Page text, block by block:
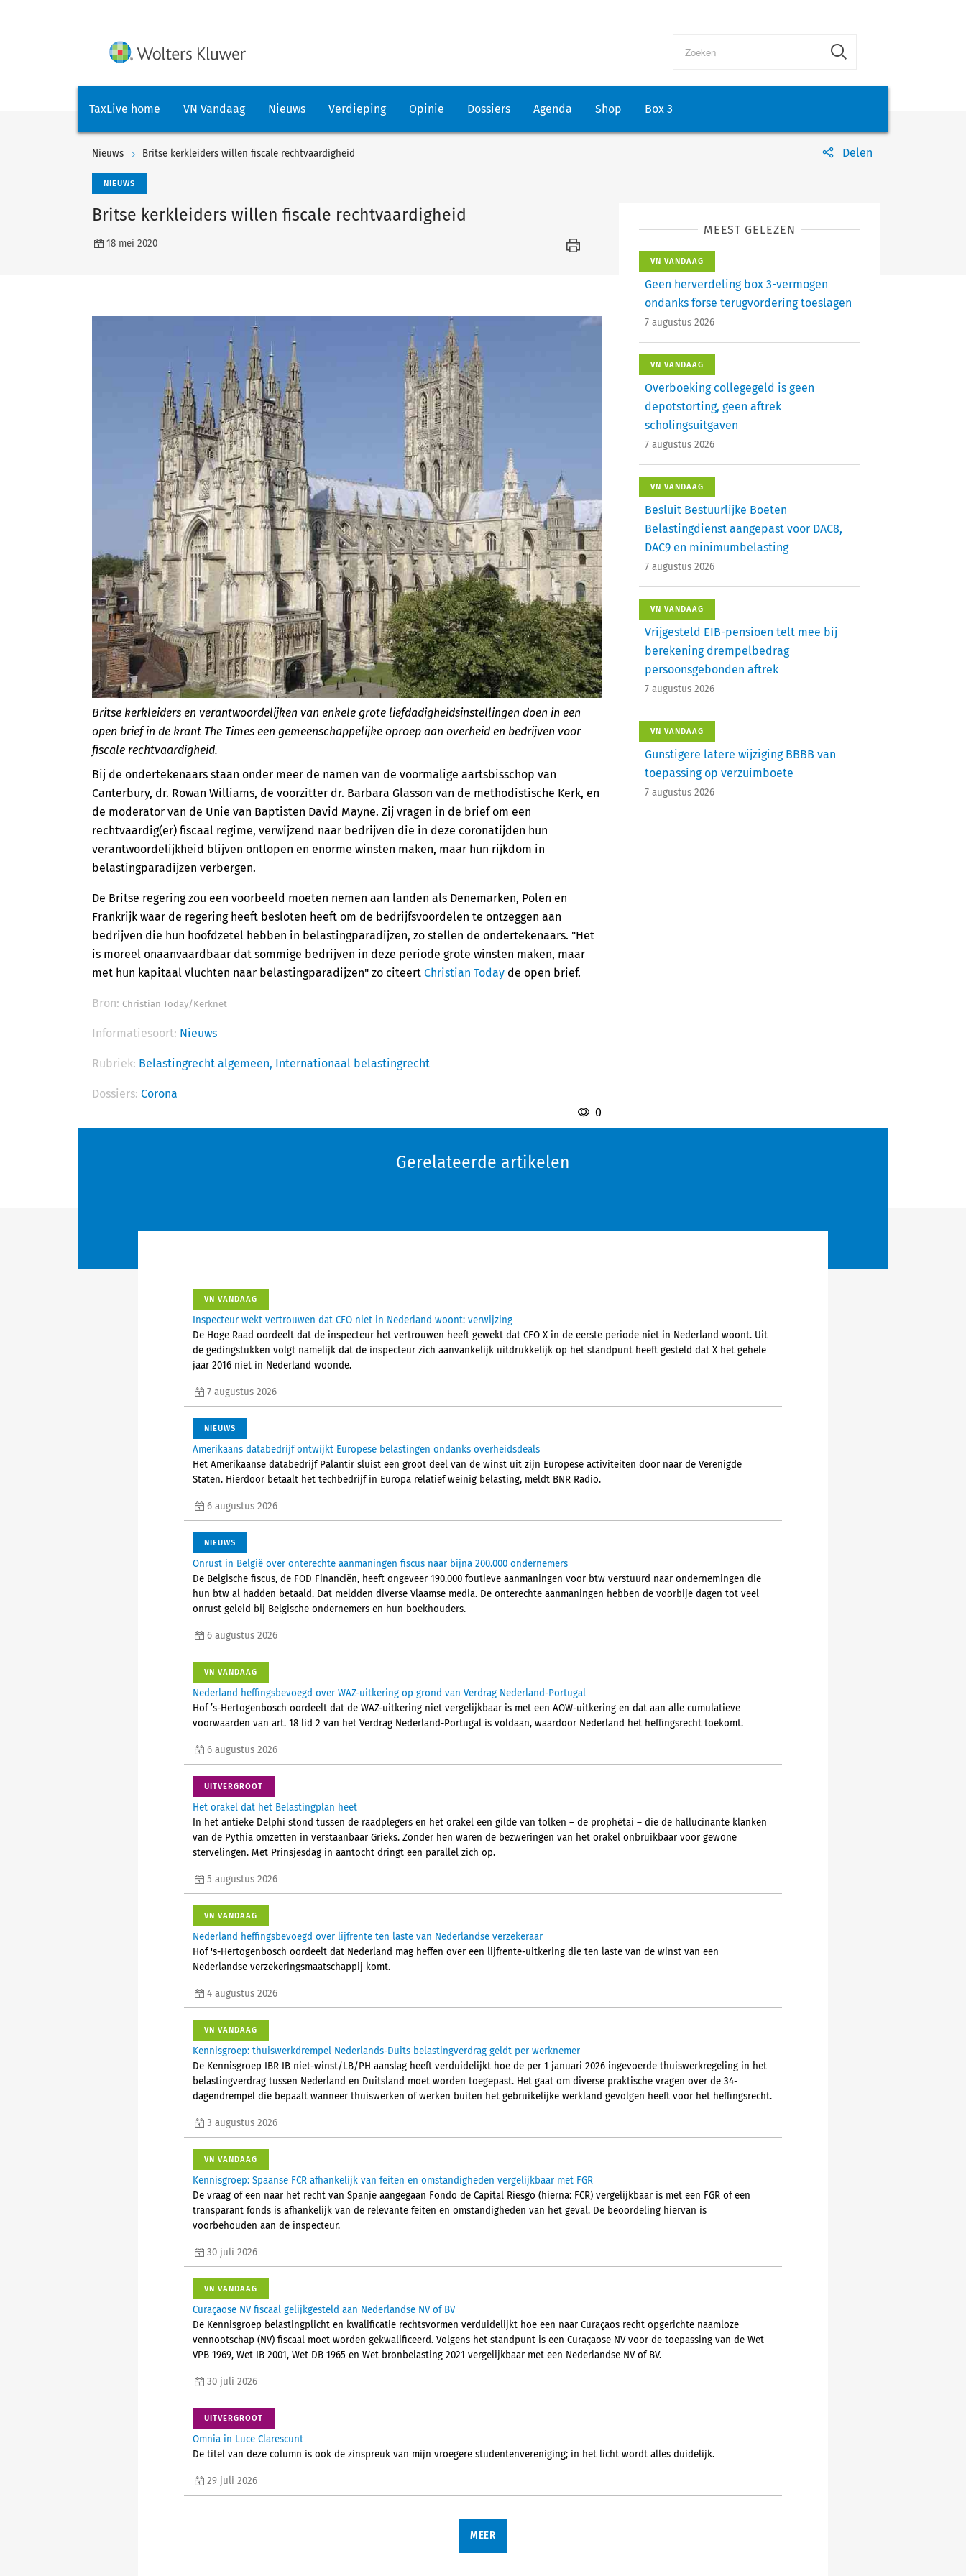
TaxLive home VN Vandaag Nieuws Verdieping Opinie Dossiers Agenda Shop Box 3
Nieuws Britse kerkleiders willen fiscale rechtvaardigheid Delen
NIEUWS
Britse kerkleiders willen fiscale rechtvaardigheid
18 mei 2020
Britse kerkleiders en verantwoordelijken van enkele grote liefdadigheidsinstellingen doen in een
open brief in de krant The Times een gemeenschappelijke oproep aan overheid en bedrijven voor
fiscale rechtvaardigheid.
Bij de ondertekenaars staan onder meer de namen van de voormalige aartsbisschop van
Canterbury, dr. Rowan Williams, de voorzitter dr. Barbara Glasson van de methodistische Kerk, en
de moderator van de Unie van Baptisten David Mayne. Zij vragen in de brief om een
rechtvaardig(er) fiscaal regime, verwijzend naar bedrijven die in deze coronatijden hun
verantwoordelijkheid blijven ontlopen en enorme winsten maken, maar hun rijkdom in
belastingparadijzen verbergen.
De Britse regering zou een voorbeeld moeten nemen aan landen als Denemarken, Polen en
Frankrijk waar de regering heeft besloten heeft om de bedrijfsvoordelen te ontzeggen aan
bedrijven die hun hoofdzetel hebben in belastingparadijzen, zo stellen de ondertekenaars. "Het
is moreel onaanvaardbaar dat sommige bedrijven in deze periode grote winsten maken, maar
met hun kapitaal vluchten naar belastingparadijzen" zo citeert Christian Today de open brief.
Bron: Christian Today/Kerknet
Informatiesoort: Nieuws
Rubriek: Belastingrecht algemeen, Internationaal belastingrecht
Dossiers: Corona
0
MEEST GELEZEN
VN VANDAAG
Geen herverdeling box 3-vermogen
ondanks forse terugvordering toeslagen
7 augustus 2026
VN VANDAAG
Overboeking collegegeld is geen
depotstorting, geen aftrek
scholingsuitgaven
7 augustus 2026
VN VANDAAG
Besluit Bestuurlijke Boeten
Belastingdienst aangepast voor DAC8,
DAC9 en minimumbelasting
7 augustus 2026
VN VANDAAG
Vrijgesteld EIB-pensioen telt mee bij
berekening drempelbedrag
persoonsgebonden aftrek
7 augustus 2026
VN VANDAAG
Gunstigere latere wijziging BBBB van
toepassing op verzuimboete
7 augustus 2026
Gerelateerde artikelen
VN VANDAAG
Inspecteur wekt vertrouwen dat CFO niet in Nederland woont: verwijzing
De Hoge Raad oordeelt dat de inspecteur het vertrouwen heeft gewekt dat CFO X in de eerste periode niet in Nederland woont. Uit
de gedingstukken volgt namelijk dat de inspecteur zich aanvankelijk uitdrukkelijk op het standpunt heeft gesteld dat X het gehele
jaar 2016 niet in Nederland woonde.
7 augustus 2026
NIEUWS
Amerikaans databedrijf ontwijkt Europese belastingen ondanks overheidsdeals
Het Amerikaanse databedrijf Palantir sluist een groot deel van de winst uit zijn Europese activiteiten door naar de Verenigde
Staten. Hierdoor betaalt het techbedrijf in Europa relatief weinig belasting, meldt BNR Radio.
6 augustus 2026
NIEUWS
Onrust in België over onterechte aanmaningen fiscus naar bijna 200.000 ondernemers
De Belgische fiscus, de FOD Financiën, heeft ongeveer 190.000 foutieve aanmaningen voor btw verstuurd naar ondernemingen die
hun btw al hadden betaald. Dat meldden diverse Vlaamse media. De onterechte aanmaningen hebben de voorbije dagen tot veel
onrust geleid bij Belgische ondernemers en hun boekhouders.
6 augustus 2026
VN VANDAAG
Nederland heffingsbevoegd over WAZ-uitkering op grond van Verdrag Nederland-Portugal
Hof ’s-Hertogenbosch oordeelt dat de WAZ-uitkering niet vergelijkbaar is met een AOW-uitkering en dat aan alle cumulatieve
voorwaarden van art. 18 lid 2 van het Verdrag Nederland-Portugal is voldaan, waardoor Nederland het heffingsrecht toekomt.
6 augustus 2026
UITVERGROOT
Het orakel dat het Belastingplan heet
In het antieke Delphi stond tussen de raadplegers en het orakel een gilde van tolken – de prophētai – die de hallucinante klanken
van de Pythia omzetten in verstaanbaar Grieks. Zonder hen waren de bezweringen van het orakel onbruikbaar voor gewone
stervelingen. Met Prinsjesdag in aantocht dringt een parallel zich op.
5 augustus 2026
VN VANDAAG
Nederland heffingsbevoegd over lijfrente ten laste van Nederlandse verzekeraar
Hof 's-Hertogenbosch oordeelt dat Nederland mag heffen over een lijfrente-uitkering die ten laste van de winst van een
Nederlandse verzekeringsmaatschappij komt.
4 augustus 2026
VN VANDAAG
Kennisgroep: thuiswerkdrempel Nederlands-Duits belastingverdrag geldt per werknemer
De Kennisgroep IBR IB niet-winst/LB/PH aanslag heeft verduidelijkt hoe de per 1 januari 2026 ingevoerde thuiswerkregeling in het
belastingverdrag tussen Nederland en Duitsland moet worden toegepast. Het gaat om diverse praktische vragen over de 34-
dagendrempel die bepaalt wanneer thuiswerken of werken buiten het gebruikelijke werkland gevolgen heeft voor het heffingsrecht.
3 augustus 2026
VN VANDAAG
Kennisgroep: Spaanse FCR afhankelijk van feiten en omstandigheden vergelijkbaar met FGR
De vraag of een naar het recht van Spanje aangegaan Fondo de Capital Riesgo (hierna: FCR) vergelijkbaar is met een FGR of een
transparant fonds is afhankelijk van de relevante feiten en omstandigheden van het geval. De beoordeling hiervan is
voorbehouden aan de inspecteur.
30 juli 2026
VN VANDAAG
Curaçaose NV fiscaal gelijkgesteld aan Nederlandse NV of BV
De Kennisgroep belastingplicht en kwalificatie rechtsvormen verduidelijkt hoe een naar Curaçaos recht opgerichte naamloze
vennootschap (NV) fiscaal moet worden gekwalificeerd. Volgens het standpunt is een Curaçaose NV voor de toepassing van de Wet
VPB 1969, Wet IB 2001, Wet DB 1965 en Wet bronbelasting 2021 vergelijkbaar met een Nederlandse NV of BV.
30 juli 2026
UITVERGROOT
Omnia in Luce Clarescunt
De titel van deze column is ook de zinspreuk van mijn vroegere studentenvereniging; in het licht wordt alles duidelijk.
29 juli 2026
MEER